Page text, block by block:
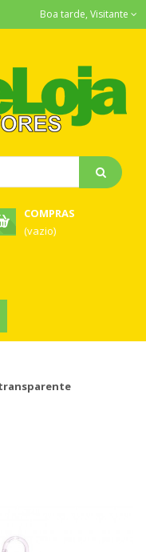
Boa tarde, Visitante
COMPRAS
(vazio)